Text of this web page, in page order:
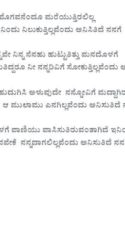
ಮರೆಯುತ್ತಿರಲಿಲ್ಲ
ನಿಲುಕುತ್ತಿಲ್ಲವೆಂದು ಅನಿಸಿತಿದೆ ನನಗೆ
ನಿನ್ನ ನೆನಹು ಹುಟ್ಟುತಿತ್ತು ಮನದೊಳಗೆ
ನೀ ನನ್ನರಿವಿಗೆ
ಅಳುವುದೇ ನನ್ನೋವಿಗೆ
ಮುಲಾಮು ಎನಗಿಲ್ಲವೆಂದು ಅನಿಸುತಿದೆ
ವಾಣಿಯು ವಾಸಿಸುತಿರುವಂತಾಗಿದೆ
ನನ್ನದಾಗಲಿಲ್ಲವೆಂದು ಅನಿಸುತಿದೆ